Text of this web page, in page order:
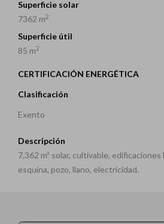
Superficie solar
7362 m2
Superficie útil
85 m2
CERTIFICACIÓN ENERGÉTICA
Clasificación
Exento
Descripción
7,362 m² solar, cultivable, edificaciones
esquina, pozo, llano, electricidad.